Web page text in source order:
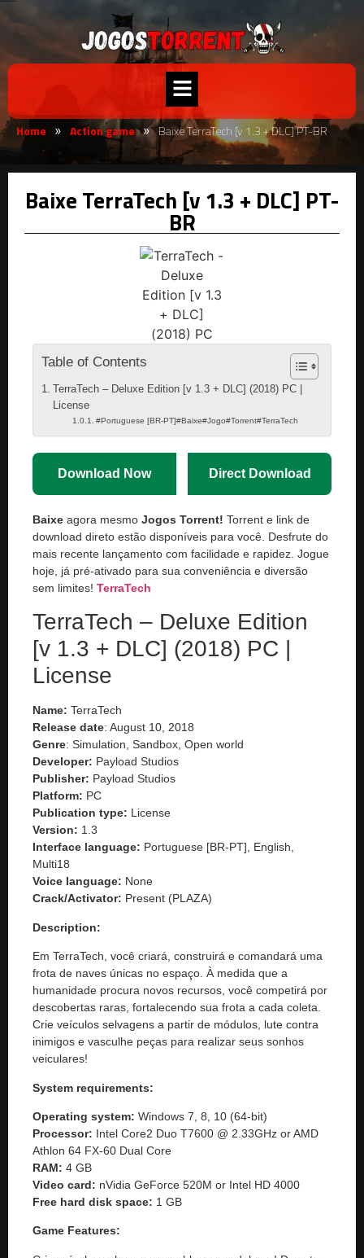
Home » Action game » Baixe TerraTech [v 1.3 + DLC] PT-BR
Baixe TerraTech [v 1.3 + DLC] PT-
BR
Table of Contents
TerraTech – Deluxe Edition [v 1.3 + DLC] (2018) PC |
License
#Portuguese [BR-PT]#Baixe#Jogo#Torrent#TerraTech
Download Now Direct Download
Baixe agora mesmo Jogos Torrent! Torrent e link de
download direto estão disponíveis para você. Desfrute do
mais recente lançamento com facilidade e rapidez. Jogue
hoje, já pré-ativado para sua conveniência e diversão
sem limites! TerraTech
TerraTech – Deluxe Edition
[v 1.3 + DLC] (2018) PC |
License
Name: TerraTech
Release date: August 10, 2018
Genre: Simulation, Sandbox, Open world
Developer: Payload Studios
Publisher: Payload Studios
Platform: PC
Publication type: License
Version: 1.3
Interface language: Portuguese [BR-PT], English,
Multi18
Voice language: None
Crack/Activator: Present (PLAZA)
Description:
Em TerraTech, você criará, construirá e comandará uma
frota de naves únicas no espaço. À medida que a
humanidade procura novos recursos, você competirá por
descobertas raras, fortalecendo sua frota a cada coleta.
Crie veículos selvagens a partir de módulos, lute contra
inimigos e vasculhe peças para realizar seus sonhos
veiculares!
System requirements:
Operating system: Windows 7, 8, 10 (64-bit)
Processor: Intel Core2 Duo T7600 @ 2.33GHz or AMD
Athlon 64 FX-60 Dual Core
RAM: 4 GB
Video card: nVidia GeForce 520M or Intel HD 4000
Free hard disk space: 1 GB
Game Features: